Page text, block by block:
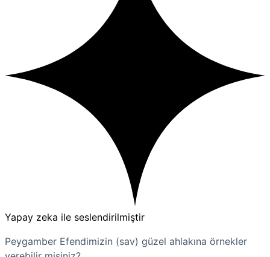
Yapay zeka ile seslendirilmiştir
Peygamber Efendimizin (sav) güzel ahlakına örnekler